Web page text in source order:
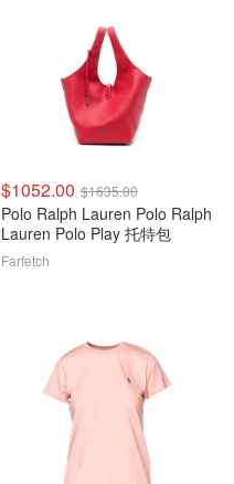
$1052.00 $1635.00
Polo Ralph Lauren Polo Ralph
Lauren Polo Play 托特包
Farfetch